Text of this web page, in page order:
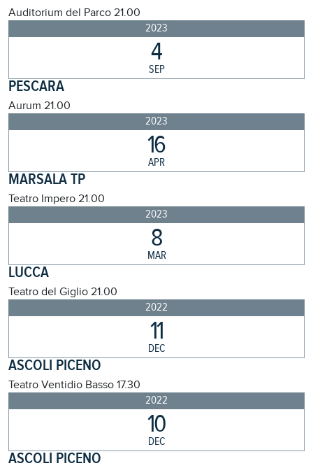
Auditorium del Parco 21.00
2023
4
SEP
PESCARA
Aurum 21.00
2023
16
APR
MARSALA TP
Teatro Impero 21.00
2023
8
MAR
LUCCA
Teatro del Giglio 21.00
2022
11
DEC
ASCOLI PICENO
Teatro Ventidio Basso 17.30
2022
10
DEC
ASCOLI PICENO